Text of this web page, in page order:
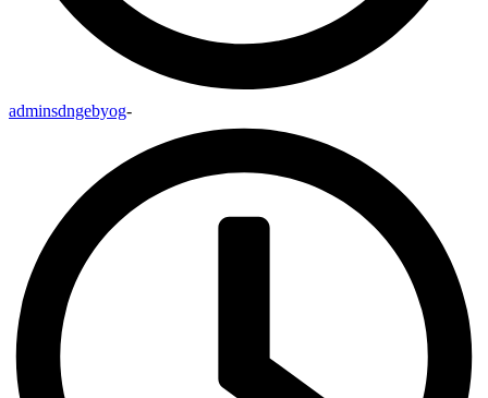
adminsdngebyog-